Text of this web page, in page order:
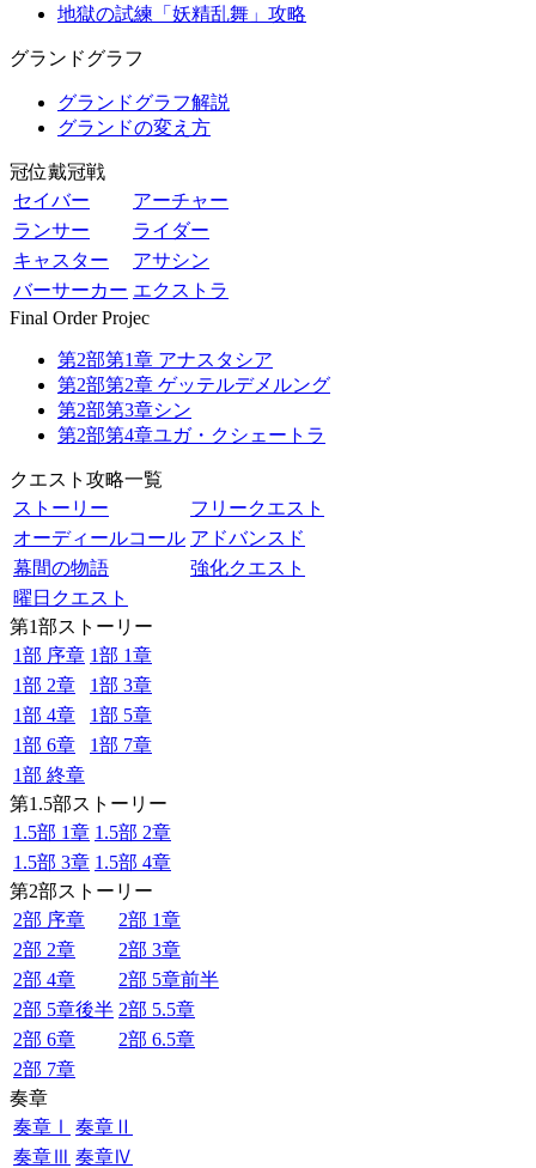
地獄の試練「妖精乱舞」攻略
グランドグラフ
グランドグラフ解説
グランドの変え方
冠位戴冠戦
セイバー
アーチャー
ランサー
ライダー
キャスター
アサシン
バーサーカー エクストラ
Final Order Projec
第2部第1章 アナスタシア
第2部第2章 ゲッテルデメルング
第2部第3章シン
第2部第4章ユガ・クシェートラ
クエスト攻略一覧
ストーリー
フリークエスト
オーディールコール アドバンスド
幕間の物語
強化クエスト
曜日クエスト
第1部ストーリー
1部 序章 1部 1章
1部 2章
1部 3章
1部 4章
1部 5章
1部 6章
1部 7章
1部 終章
第1.5部ストーリー
1.5部 1章 1.5部 2章
1.5部 3章 1.5部 4章
第2部ストーリー
2部 序章
2部 1章
2部 2章
2部 3章
2部 4章
2部 5章前半
2部 5章後半 2部 5.5章
2部 6章
2部 6.5章
2部 7章
奏章
奏章Ⅰ
奏章Ⅱ
奏章Ⅲ 奏章Ⅳ